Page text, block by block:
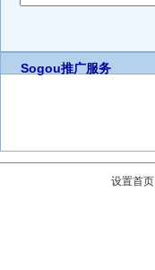
Sogou推广服务
设置首页